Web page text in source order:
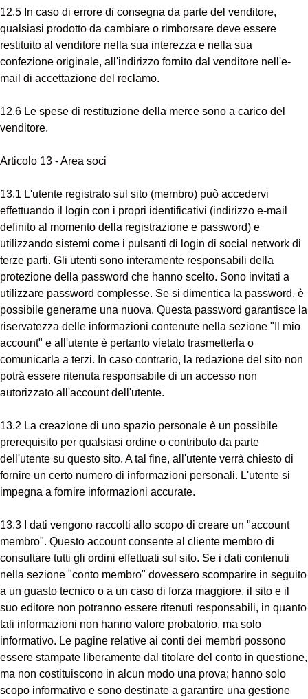
12.5 In caso di errore di consegna da parte del venditore,
qualsiasi prodotto da cambiare o rimborsare deve essere
restituito al venditore nella sua interezza e nella sua
confezione originale, all'indirizzo fornito dal venditore nell'e-
mail di accettazione del reclamo.
12.6 Le spese di restituzione della merce sono a carico del
venditore.
Articolo 13 - Area soci
13.1 L'utente registrato sul sito (membro) può accedervi
effettuando il login con i propri identificativi (indirizzo e-mail
definito al momento della registrazione e password) e
utilizzando sistemi come i pulsanti di login di social network di
terze parti. Gli utenti sono interamente responsabili della
protezione della password che hanno scelto. Sono invitati a
utilizzare password complesse. Se si dimentica la password, è
possibile generarne una nuova. Questa password garantisce la
riservatezza delle informazioni contenute nella sezione "Il mio
account" e all'utente è pertanto vietato trasmetterla o
comunicarla a terzi. In caso contrario, la redazione del sito non
potrà essere ritenuta responsabile di un accesso non
autorizzato all'account dell'utente.
13.2 La creazione di uno spazio personale è un possibile
prerequisito per qualsiasi ordine o contributo da parte
dell'utente su questo sito. A tal fine, all'utente verrà chiesto di
fornire un certo numero di informazioni personali. L'utente si
impegna a fornire informazioni accurate.
13.3 I dati vengono raccolti allo scopo di creare un "account
membro". Questo account consente al cliente membro di
consultare tutti gli ordini effettuati sul sito. Se i dati contenuti
nella sezione "conto membro" dovessero scomparire in seguito
a un guasto tecnico o a un caso di forza maggiore, il sito e il
suo editore non potranno essere ritenuti responsabili, in quanto
tali informazioni non hanno valore probatorio, ma solo
informativo. Le pagine relative ai conti dei membri possono
essere stampate liberamente dal titolare del conto in questione,
ma non costituiscono in alcun modo una prova; hanno solo
scopo informativo e sono destinate a garantire una gestione